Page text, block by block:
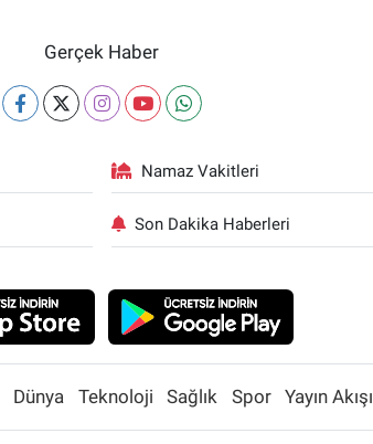
Gerçek Haber
Namaz Vakitleri
Son Dakika Haberleri
Dünya Teknoloji Sağlık Spor Yayın Akışı